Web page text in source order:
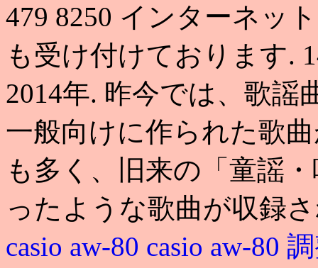
479 8250 インターネッ
も受け付けております.
2014年. 昨今では、歌
一般向けに作られた歌
も多く、旧来の「童謡
ったような歌曲が収録
casio aw-80 casio aw-80